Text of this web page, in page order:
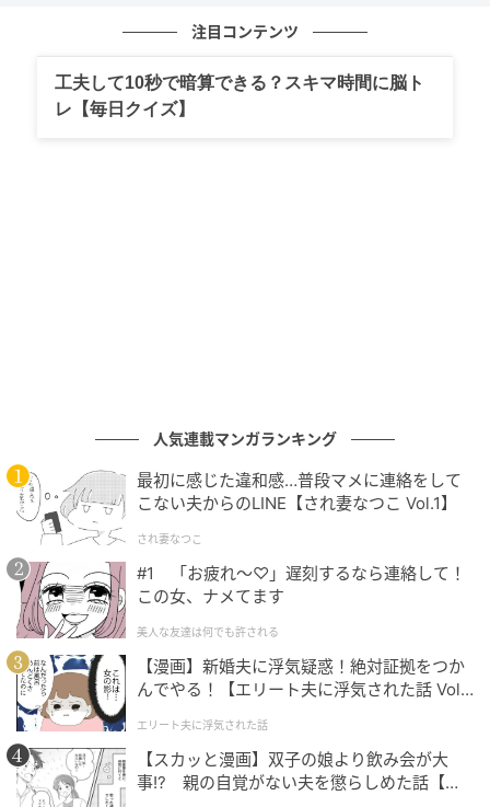
著者：橘 めぐみ／30代 女性・会社員。7歳の娘を育て
る母。ストレッチをしている時間が好き。
も思いやりを持ったコミュニケーションを心がけたい
ものです。
続いてご紹介するのは、娘さんの授業参観で起きたエ
ピソードです。今話題のシール帳をめぐって、思わぬ
トラブルが起きていたようで……！？
「え、うちの子が！？」授業参観でママ友か
ら聞かされた「シール帳トラブル」に衝撃…！
注目コンテンツ
工夫して10秒で暗算できる？スキマ時間に脳ト
レ【毎日クイズ】
人気連載マンガランキング
最初に感じた違和感…普段マメに連絡をして
こない夫からのLINE【され妻なつこ Vol.1】
され妻なつこ
#1 「お疲れ〜♡」遅刻するなら連絡して！
この女、ナメてます
美人な友達は何でも許される
【漫画】新婚夫に浮気疑惑！絶対証拠をつか
んでやる！【エリート夫に浮気された話 Vol.
エリート夫に浮気された話
【スカッと漫画】双子の娘より飲み会が大
事!? 親の自覚がない夫を懲らしめた話【第1